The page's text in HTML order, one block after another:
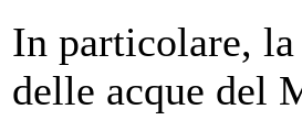
In particolare, la
delle acque del